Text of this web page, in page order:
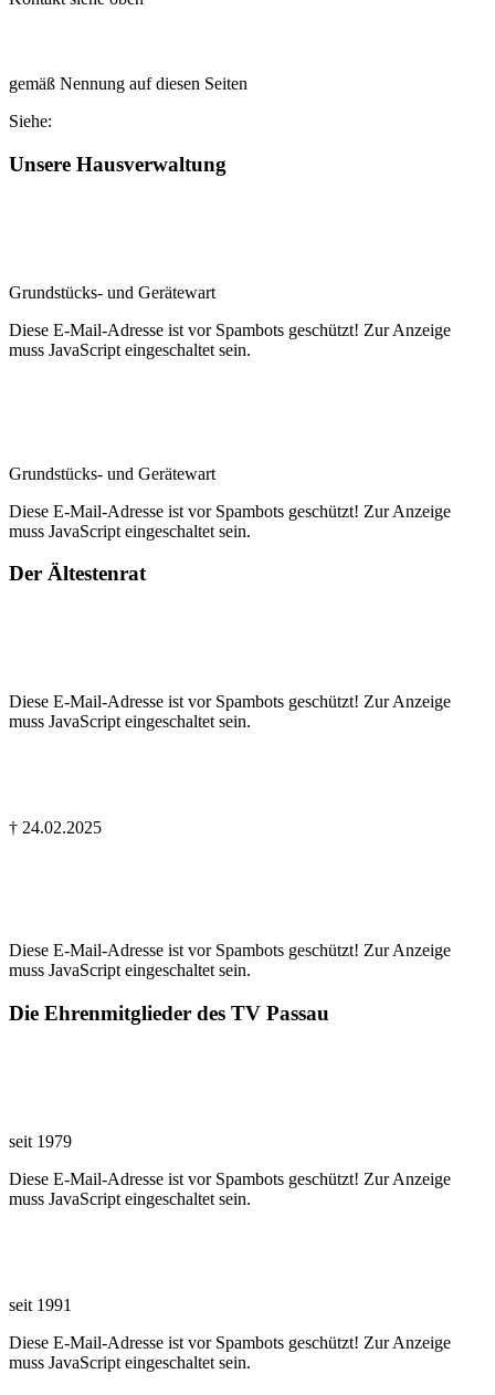
gemäß Nennung auf ­diesen Seiten
Siehe:
Unsere Hausverwaltung
Grundstücks- und ­Gerätewart
Diese E-Mail-Adresse ist vor Spambots geschützt! Zur Anzeige
muss JavaScript eingeschaltet sein.
Grundstücks- und ­Gerätewart
Diese E-Mail-Adresse ist vor Spambots geschützt! Zur Anzeige
muss JavaScript eingeschaltet sein.
Der Ältestenrat
Diese E-Mail-Adresse ist vor Spambots geschützt! Zur Anzeige
muss JavaScript eingeschaltet sein.
† 24.02.2025
Diese E-Mail-Adresse ist vor Spambots geschützt! Zur Anzeige
muss JavaScript eingeschaltet sein.
Die Ehrenmitglieder des TV Passau
seit 1979
Diese E-Mail-Adresse ist vor Spambots geschützt! Zur Anzeige
muss JavaScript eingeschaltet sein.
seit 1991
Diese E-Mail-Adresse ist vor Spambots geschützt! Zur Anzeige
muss JavaScript eingeschaltet sein.